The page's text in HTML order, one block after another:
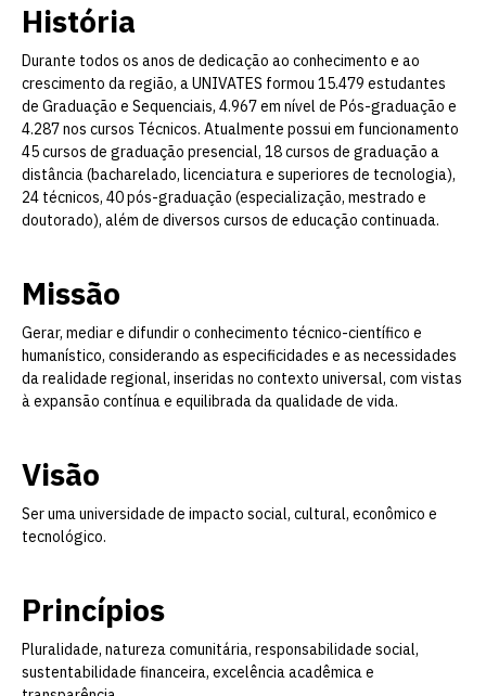
História
Durante todos os anos de dedicação ao conhecimento e ao
crescimento da região, a UNIVATES formou 15.479 estudantes
de Graduação e Sequenciais, 4.967 em nível de Pós-graduação e
4.287 nos cursos Técnicos. Atualmente possui em funcionamento
45 cursos de graduação presencial, 18 cursos de graduação a
distância (bacharelado, licenciatura e superiores de tecnologia),
24 técnicos, 40 pós-graduação (especialização, mestrado e
doutorado), além de diversos cursos de educação continuada.
Missão
Gerar, mediar e difundir o conhecimento técnico-científico e
humanístico, considerando as especificidades e as necessidades
da realidade regional, inseridas no contexto universal, com vistas
à expansão contínua e equilibrada da qualidade de vida.
Visão
Ser uma universidade de impacto social, cultural, econômico e
tecnológico.
Princípios
Pluralidade, natureza comunitária, responsabilidade social,
sustentabilidade financeira, excelência acadêmica e
Escolha a vaga que você